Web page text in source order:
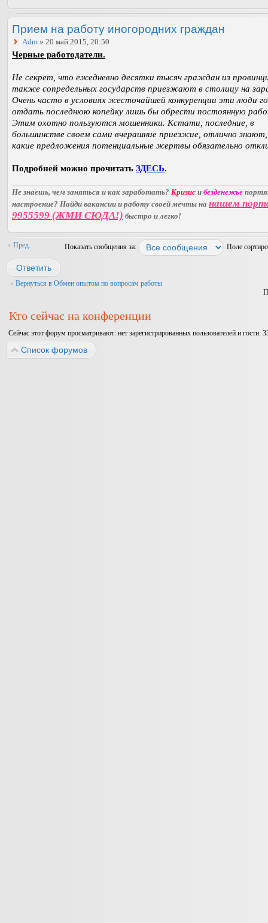
Прием на работу иногородних граждан
Adm » 20 май 2015, 20:50
Черные работодатели.
Не секрет, что ежедневно десятки тысяч граждан из
также сопредельных государств приезжают в столицу на
Очень часто в условиях жесточайшей конкуренции эти люди
отдать последнюю копейку лишь бы обрести постоянную
Этим охотно пользуются мошенники. Кстати, последние, в
большинстве своем сами вчерашние приезжие, отлично
какие предложения потенциальные жертвы обязательно
Подробней можно прочитать ЗДЕСЬ.
Не знаешь, чем заняться и как заработать? Кризис и безденежье
настроение? Найди вакансии и работу своей мечты на нашем
9955599 (ЖМИ СЮДА!) быстро и легко!
Пред. Показать сообщения за: Поле
Ответить
Вернуться в Обмен опытом по вопросам работы
Кто сейчас на конференции
Сейчас этот форум просматривают: нет зарегистрированных пользователей и гости:
Список форумов